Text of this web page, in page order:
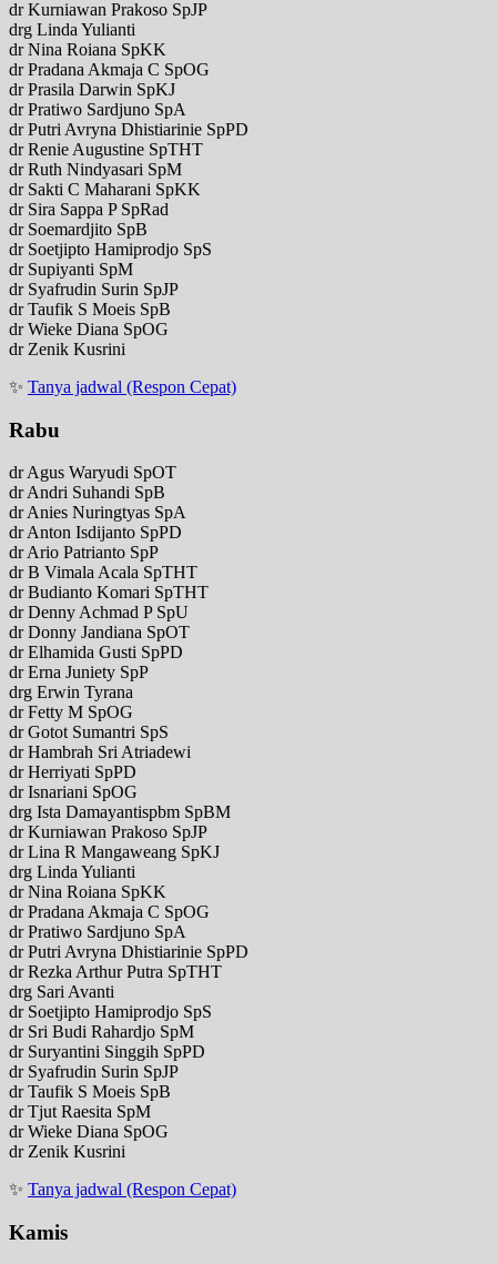
dr Kurniawan Prakoso SpJP
drg Linda Yulianti
dr Nina Roiana SpKK
dr Pradana Akmaja C SpOG
dr Prasila Darwin SpKJ
dr Pratiwo Sardjuno SpA
dr Putri Avryna Dhistiarinie SpPD
dr Renie Augustine SpTHT
dr Ruth Nindyasari SpM
dr Sakti C Maharani SpKK
dr Sira Sappa P SpRad
dr Soemardjito SpB
dr Soetjipto Hamiprodjo SpS
dr Supiyanti SpM
dr Syafrudin Surin SpJP
dr Taufik S Moeis SpB
dr Wieke Diana SpOG
dr Zenik Kusrini
✨ Tanya jadwal (Respon Cepat)
Rabu
dr Agus Waryudi SpOT
dr Andri Suhandi SpB
dr Anies Nuringtyas SpA
dr Anton Isdijanto SpPD
dr Ario Patrianto SpP
dr B Vimala Acala SpTHT
dr Budianto Komari SpTHT
dr Denny Achmad P SpU
dr Donny Jandiana SpOT
dr Elhamida Gusti SpPD
dr Erna Juniety SpP
drg Erwin Tyrana
dr Fetty M SpOG
dr Gotot Sumantri SpS
dr Hambrah Sri Atriadewi
dr Herriyati SpPD
dr Isnariani SpOG
drg Ista Damayantispbm SpBM
dr Kurniawan Prakoso SpJP
dr Lina R Mangaweang SpKJ
drg Linda Yulianti
dr Nina Roiana SpKK
dr Pradana Akmaja C SpOG
dr Pratiwo Sardjuno SpA
dr Putri Avryna Dhistiarinie SpPD
dr Rezka Arthur Putra SpTHT
drg Sari Avanti
dr Soetjipto Hamiprodjo SpS
dr Sri Budi Rahardjo SpM
dr Suryantini Singgih SpPD
dr Syafrudin Surin SpJP
dr Taufik S Moeis SpB
dr Tjut Raesita SpM
dr Wieke Diana SpOG
dr Zenik Kusrini
✨ Tanya jadwal (Respon Cepat)
Kamis